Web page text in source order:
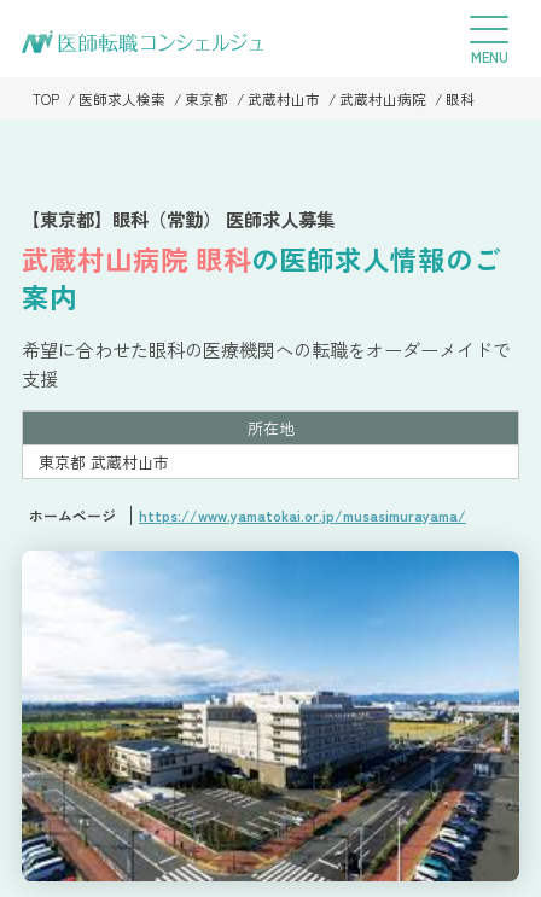
TOP 医師求人検索 東京都 武蔵村山市 武蔵村山病院 眼科
【東京都】眼科（常勤） 医師求人募集
武蔵村山病院 眼科の医師求人情報のご
案内
希望に合わせた眼科の医療機関への転職をオーダーメイドで
支援
所在地
東京都 武蔵村山市
ホームページ https://www.yamatokai.or.jp/musasimurayama/